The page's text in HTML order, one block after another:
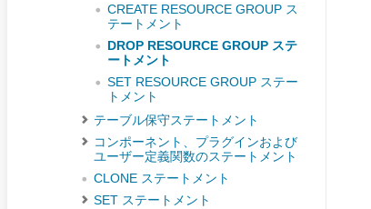
CREATE RESOURCE GROUP ス
テートメント
DROP RESOURCE GROUP ステ
ートメント
SET RESOURCE GROUP ステー
トメント
テーブル保守ステートメント
コンポーネント、プラグインおよび
ユーザー定義関数のステートメント
CLONE ステートメント
SET ステートメント